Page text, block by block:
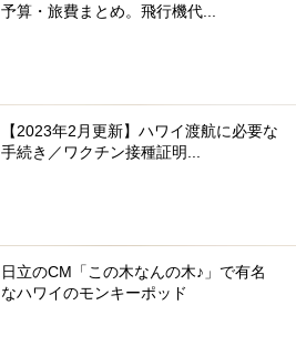
予算・旅費まとめ。飛行機代...
【2023年2月更新】ハワイ渡航に必要な
手続き／ワクチン接種証明...
日立のCM「この木なんの木♪」で有名
なハワイのモンキーポッド